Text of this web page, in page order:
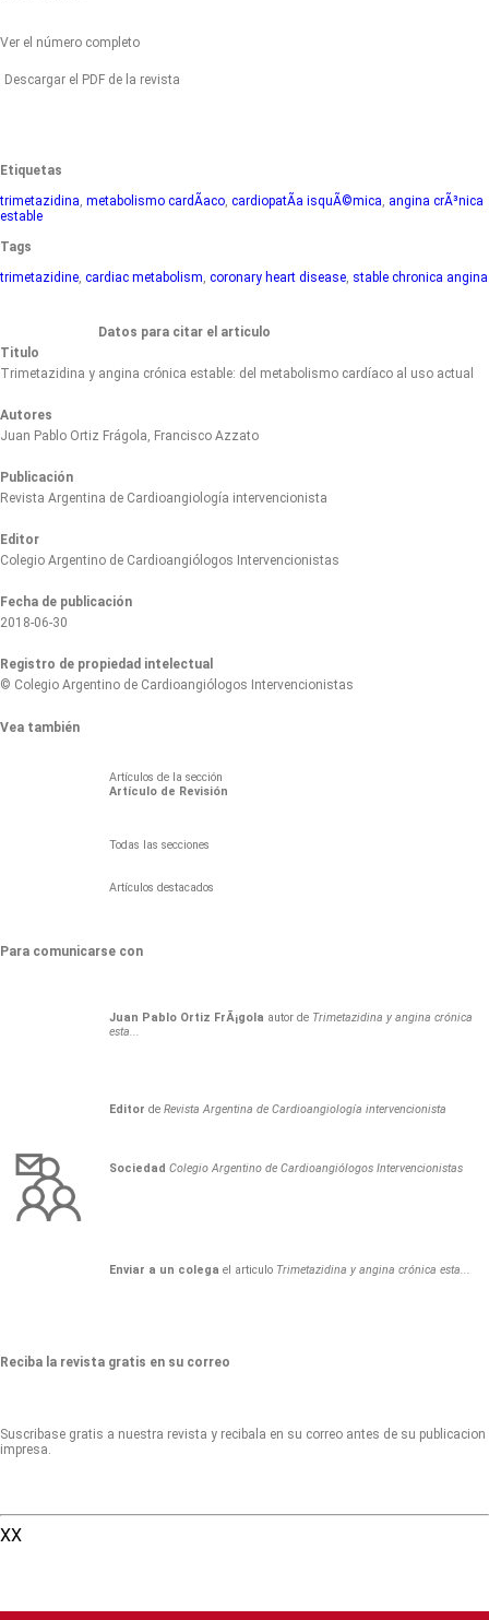
Ver el número completo
Descargar el PDF de la revista
Etiquetas
trimetazidina, metabolismo cardÃ­aco, cardiopatÃ­a isquÃ©mica, angina crÃ³nica
estable
Tags
trimetazidine, cardiac metabolism, coronary heart disease, stable chronica angina
Datos para citar el articulo
Titulo
Trimetazidina y angina crónica estable: del metabolismo cardíaco al uso actual
Autores
Juan Pablo Ortiz Frágola, Francisco Azzato
Publicación
Revista Argentina de Cardioangiología intervencionista
Editor
Colegio Argentino de Cardioangiólogos Intervencionistas
Fecha de publicación
2018-06-30
Registro de propiedad intelectual
© Colegio Argentino de Cardioangiólogos Intervencionistas
Vea también
Artículos de la sección
Artículo de Revisión
Todas las secciones
Artículos destacados
Para comunicarse con
Juan Pablo Ortiz FrÃ¡gola autor deTrimetazidina y angina crónica
esta...
Editor deRevista Argentina de Cardioangiología intervencionista
Sociedad Colegio Argentino de Cardioangiólogos Intervencionistas
Enviar a un colega el articuloTrimetazidina y angina crónica esta...
Reciba la revista gratis en su correo
Suscribase gratis a nuestra revista y recibala en su correo antes de su publicacion
impresa.
XX